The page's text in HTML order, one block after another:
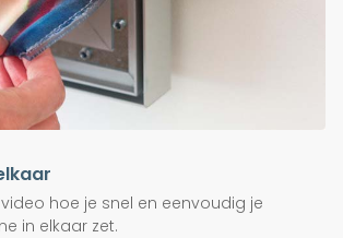
video hoe je snel en eenvoudig je
in elkaar zet.